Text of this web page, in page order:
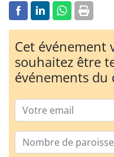
Cet événement
souhaitez être
événements du
Email
Nombre de